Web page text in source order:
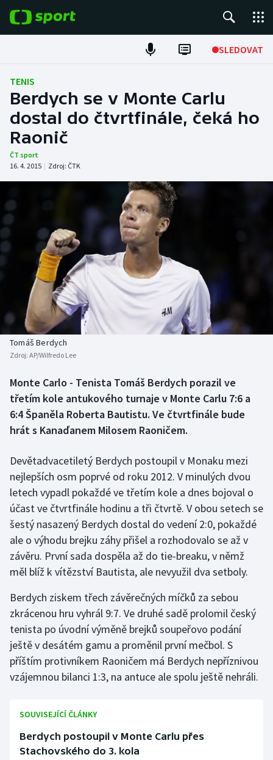
SLEDOVAT
Fotbal
Hokej
Tenis
Atletika
DALŠÍ SPORTY
Americký fotbal
Baseball a softbal
Basketbal
Biatlon
Box
Curling
Dostihy
Florbal
Futsal
Golf
Gymnastika
Házená
Jezdectví
Judo
Lyže a snowboard
NEPŘEHLÉDNĚTE
Soutěže
Historické návraty
Aplikace ČT sport
TENIS
Berdych se v Monte Carlu
dostal do čtvrtfinále, čeká ho
Raonič
ČT sport
16. 4. 2015 | Zdroj: ČTK
Tomáš Berdych
Zdroj: AP/Wilfredo Lee
Monte Carlo - Tenista Tomáš Berdych porazil ve
třetím kole antukového turnaje v Monte Carlu 7:6 a
6:4 Španěla Roberta Bautistu. Ve čtvrtfinále bude
hrát s Kanaďanem Milosem Raoničem.
Devětadvacetiletý Berdych postoupil v Monaku mezi
nejlepších osm poprvé od roku 2012. V minulých dvou
letech vypadl pokaždé ve třetím kole a dnes bojoval o
účast ve čtvrtfinále hodinu a tři čtvrtě. V obou setech se
šestý nasazený Berdych dostal do vedení 2:0, pokaždé
ale o výhodu brejku záhy přišel a rozhodovalo se až v
závěru. První sada dospěla až do tie-breaku, v němž
měl blíž k vítězství Bautista, ale nevyužil dva setboly.
Berdych ziskem třech závěrečných míčků za sebou
zkrácenou hru vyhrál 9:7. Ve druhé sadě prolomil český
tenista po úvodní výměně brejků soupeřovo podání
ještě v desátém gamu a proměnil první mečbol. S
příštím protivníkem Raoničem má Berdych nepříznivou
vzájemnou bilanci 1:3, na antuce ale spolu ještě nehráli.
SOUVISEJÍCÍ ČLÁNKY
Berdych postoupil v Monte Carlu přes
Stachovského do 3. kola